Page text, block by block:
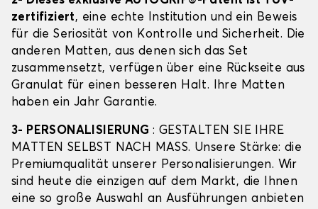
zertifiziert, eine echte Institution und ein Beweis
für die Seriosität von Kontrolle und Sicherheit. Die
anderen Matten, aus denen sich das Set
zusammensetzt, verfügen über eine Rückseite aus
Granulat für einen besseren Halt. Ihre Matten
haben ein Jahr Garantie.
3- PERSONALISIERUNG : GESTALTEN SIE IHRE
MATTEN SELBST NACH MASS. Unsere Stärke: die
Premiumqualität unserer Personalisierungen. Wir
sind heute die einzigen auf dem Markt, die Ihnen
eine so große Auswahl an Ausführungen anbieten